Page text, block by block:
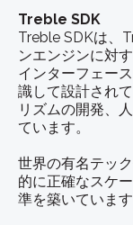
Treble SDK
Treble SDKは、
ンエンジンに対
インターフェース
識して設計され
リズムの開発、
ています。
世界の有名テッ
的に正確なスケ
準を築いています